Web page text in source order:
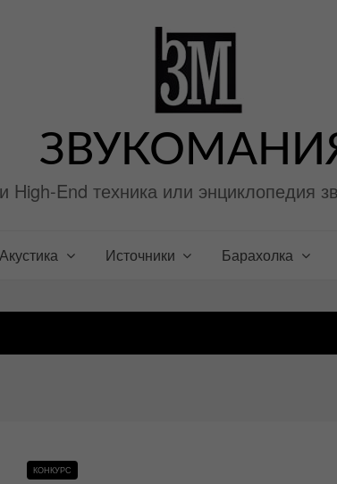
High-End техника или энциклопедия
Акустика Источники Барахолка
КОНКУРС